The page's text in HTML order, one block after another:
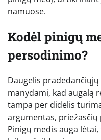
namuose.
Kodėl pinigų
persodinimo?
Daugelis
manydami, kad augalą
tampa per didelis
argumentas,
Pinigų medis auga